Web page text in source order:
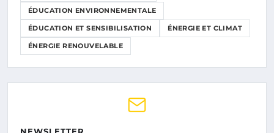
ÉDUCATION ENVIRONNEMENTALE
ÉDUCATION ET SENSIBILISATION ÉNERGIE ET CLIMAT
ÉNERGIE RENOUVELABLE